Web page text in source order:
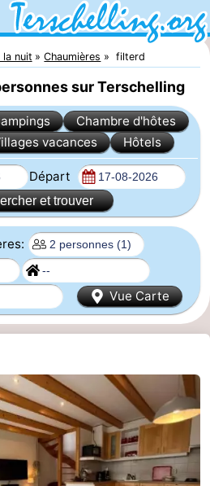
la nuit Chaumières filterd
sur Terschelling
Chambre d'hôtes
vacances Hôtels
Départ
et trouver
Vue Carte